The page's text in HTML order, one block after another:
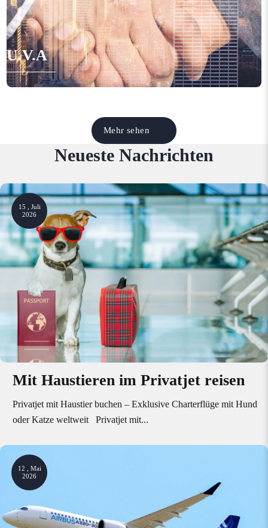
U.V.A
Mehr sehen
Neueste Nachrichten
15 , Juli
2026
Mit Haustieren im Privatjet reisen
Privatjet mit Haustier buchen – Exklusive Charterflüge mit Hund
oder Katze weltweit Privatjet mit...
12 , Mai
2026